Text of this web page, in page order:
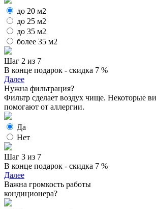
до 20 м2
до 25 м2
до 35 м2
более 35 м2
Шаг 2 из 7
В конце подарок - скидка 7 %
Далее
Нужна фильтрация?
Фильтр сделает воздух чище. Некоторые
помогают от аллергии.
Да
Нет
Шаг 3 из 7
В конце подарок - скидка 7 %
Далее
Важна громкость работы
кондиционера?